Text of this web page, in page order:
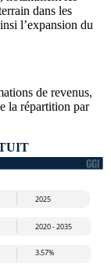
dans les
l’expansion du
de revenus,
la répartition par